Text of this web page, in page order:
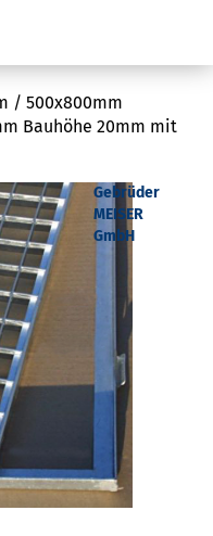
/ 500x800mm
Bauhöhe 20mm mit
Gebrüder
MEISER
GmbH